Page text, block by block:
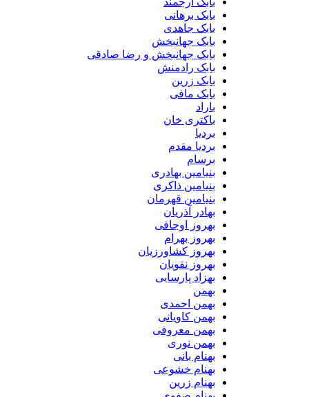
بابک برهانی
بابک جاهدی
بابک جهانبخش
بابک جهانبخش و رضا صادقی
بابک رادمنش
بابک زرین
بابک مافی
باراد
باکتری خان
بردیا
بردیا مقدم
برسام
بنیامین بهادری
بنیامین ذاکری
بنیامین قهرمان
بهادر آذریان
بهروز اوجاقی
بهروز بهرام
بهروز کشاورزیان
بهروز نقویان
بهزاد پارسایی
بهمن
بهمن احمدی
بهمن کاویانی
بهمن معروفی
بهمن نوری
بهنام بانی
بهنام خشوعی
بهنام زرین